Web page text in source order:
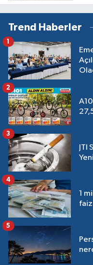
Trend Haberler
1
2
3
1
faiz
4
5